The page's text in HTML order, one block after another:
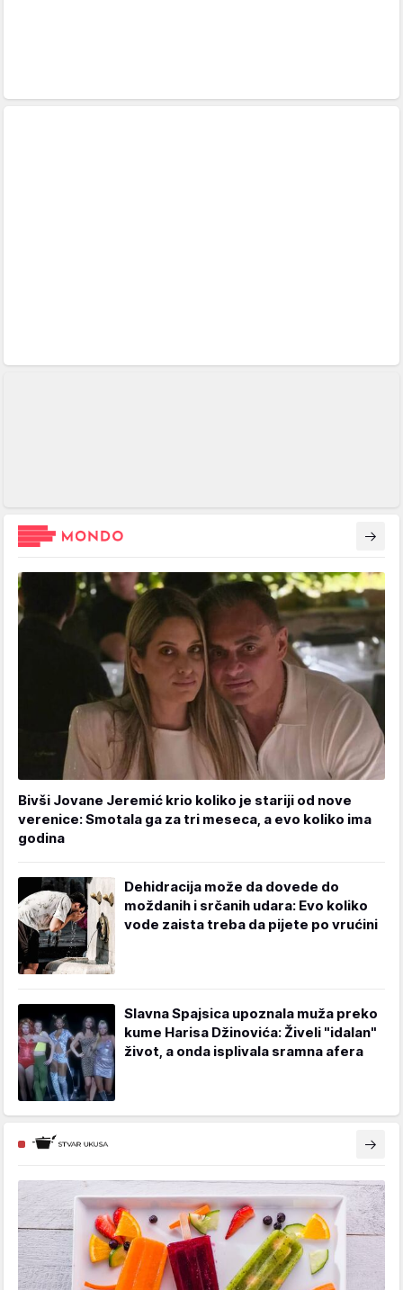
Bivši Jovane Jeremić krio koliko je stariji od nove
verenice: Smotala ga za tri meseca, a evo koliko ima
godina
Dehidracija može da dovede do
moždanih i srčanih udara: Evo koliko
vode zaista treba da pijete po vrućini
Slavna Spajsica upoznala muža preko
kume Harisa Džinovića: Živeli "idalan"
život, a onda isplivala sramna afera